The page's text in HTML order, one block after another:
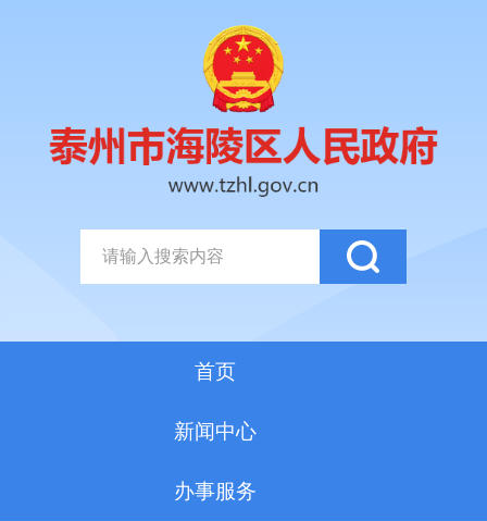
首页
新闻中心
办事服务